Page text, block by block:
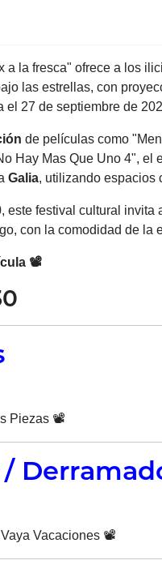
a la fresca" ofrece a los
las estrellas, con
el 27 de septiembre de
de películas como
Hay Mas Que Uno 4", el
Galia, utilizando espacios
este festival cultural
con la comodidad de la
📽️
Piezas 📽️
/
Vacaciones 📽️